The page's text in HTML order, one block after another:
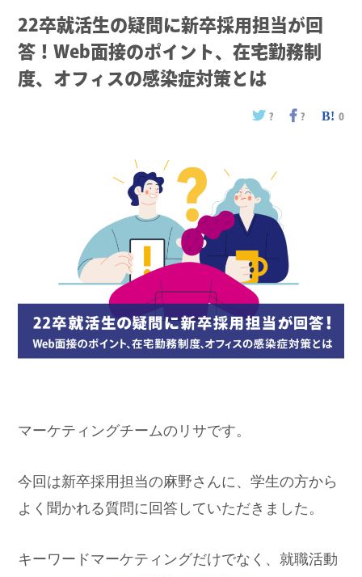
22卒就活生の疑問に新卒採用担当が回
答！Web面接のポイント、在宅勤務制
度、オフィスの感染症対策とは
? ? 0
マーケティングチームのリサです。
今回は新卒採用担当の麻野さんに、学生の方から
よく聞かれる質問に回答していただきました。
キーワードマーケティングだけでなく、就職活動